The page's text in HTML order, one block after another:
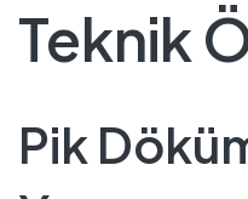
Teknik
Pik